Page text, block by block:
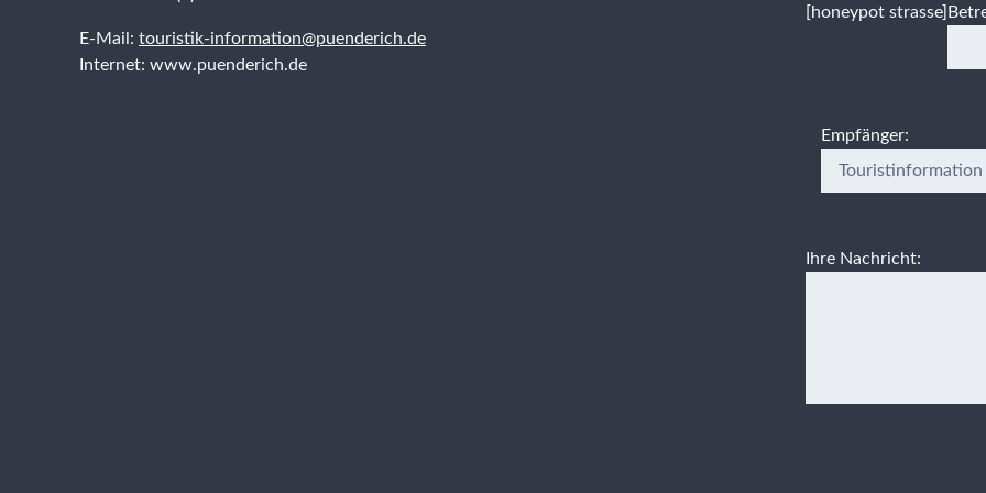
E-Mail: touristik-information@puenderich.de
Internet: www.puenderich.de
[honeypot strasse]
Empfänger:
Ihre Nachricht: